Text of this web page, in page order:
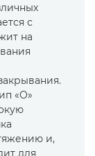
с
на
«О»
и,
для